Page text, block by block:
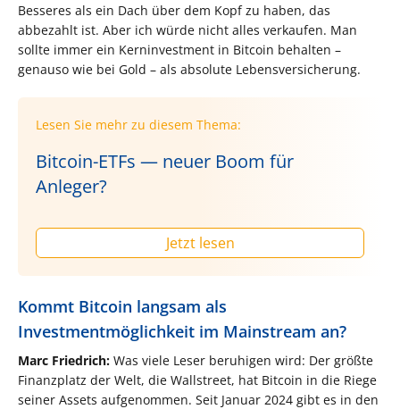
Besseres als ein Dach über dem Kopf zu haben, das
abbezahlt ist. Aber ich würde nicht alles verkaufen. Man
sollte immer ein Kerninvestment in Bitcoin behalten –
genauso wie bei Gold – als absolute Lebensversicherung.
Lesen Sie mehr zu diesem Thema:
Bitcoin-ETFs — neuer Boom für
Anleger?
Jetzt lesen
Kommt Bitcoin langsam als
Investmentmöglichkeit im Mainstream an?
Marc Friedrich: Was viele Leser beruhigen wird: Der größte
Finanzplatz der Welt, die Wallstreet, hat Bitcoin in die Riege
seiner Assets aufgenommen. Seit Januar 2024 gibt es in den